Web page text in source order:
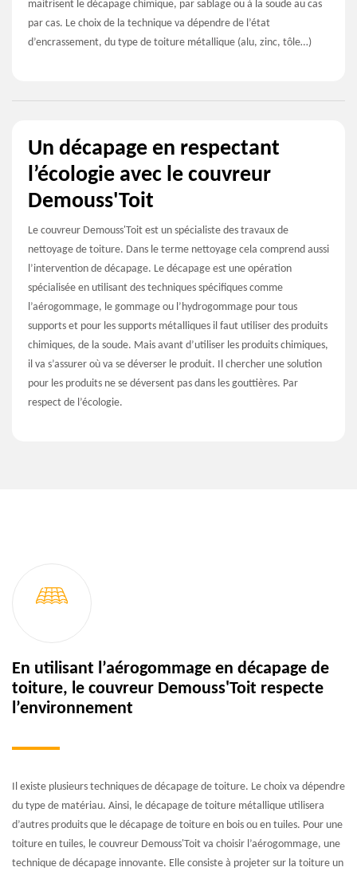
maitrisent le décapage chimique, par sablage ou à la soude au cas
par cas. Le choix de la technique va dépendre de l’état
d’encrassement, du type de toiture métallique (alu, zinc, tôle…)
Un décapage en respectant
l’écologie avec le couvreur
Demouss'Toit
Le couvreur Demouss'Toit est un spécialiste des travaux de
nettoyage de toiture. Dans le terme nettoyage cela comprend aussi
l’intervention de décapage. Le décapage est une opération
spécialisée en utilisant des techniques spécifiques comme
l’aérogommage, le gommage ou l’hydrogommage pour tous
supports et pour les supports métalliques il faut utiliser des produits
chimiques, de la soude. Mais avant d’utiliser les produits chimiques,
il va s’assurer où va se déverser le produit. Il chercher une solution
pour les produits ne se déversent pas dans les gouttières. Par
respect de l’écologie.
En utilisant l’aérogommage en décapage de
toiture, le couvreur Demouss'Toit respecte
l’environnement
Il existe plusieurs techniques de décapage de toiture. Le choix va dépendre
du type de matériau. Ainsi, le décapage de toiture métallique utilisera
d’autres produits que le décapage de toiture en bois ou en tuiles. Pour une
toiture en tuiles, le couvreur Demouss'Toit va choisir l’aérogommage, une
technique de décapage innovante. Elle consiste à projeter sur la toiture un